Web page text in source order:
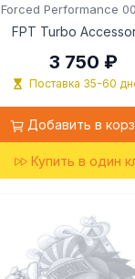
Forced Performance
FPT Turbo
3 750 ₽
Поставка 35-60
Добавить в
Купить в один